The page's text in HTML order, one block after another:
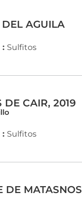
AGUILA
: Sulfitos
DE CAIR, 2019
: Sulfitos
DE MATASNOS